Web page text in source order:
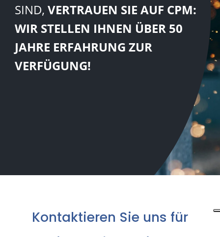
SIND, VERTRAUEN SIE AUF CPM:
WIR STELLEN IHNEN ÜBER 50
JAHRE ERFAHRUNG ZUR
VERFÜGUNG!
Kontaktieren Sie uns für